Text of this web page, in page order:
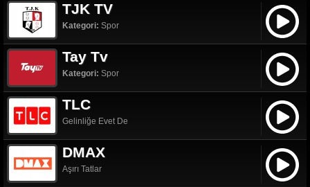
TJK TV
Kategori: Spor
Tay Tv
Kategori: Spor
TLC
Gelinliğe Evet De
DMAX
Aşırı Tatlar